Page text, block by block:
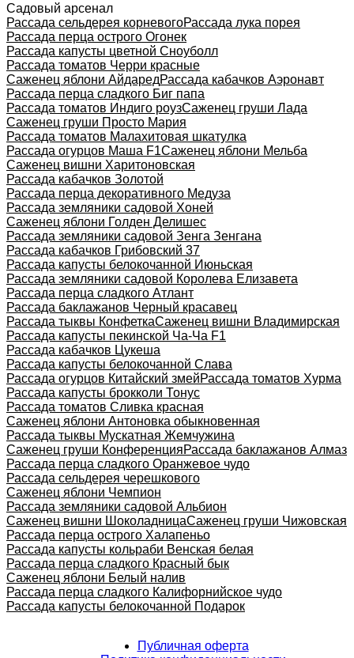
Садовый арсенал
Рассада сельдерея корневогоРассада лука порея
Рассада перца острого Огонек
Рассада капусты цветной Сноуболл
Рассада томатов Черри красные
Саженец яблони АйдаредРассада кабачков Аэронавт
Рассада перца сладкого Биг папа
Рассада томатов Индиго роузСаженец груши Лада
Саженец груши Просто Мария
Рассада томатов Малахитовая шкатулка
Рассада огурцов Маша F1Саженец яблони Мельба
Саженец вишни Харитоновская
Рассада кабачков Золотой
Рассада перца декоративного Медуза
Рассада земляники садовой Хоней
Саженец яблони Голден Делишес
Рассада земляники садовой Зенга Зенгана
Рассада кабачков Грибовский 37
Рассада капусты белокочанной Июньская
Рассада земляники садовой Королева Елизавета
Рассада перца сладкого Атлант
Рассада баклажанов Черный красавец
Рассада тыквы КонфеткаСаженец вишни Владимирская
Рассада капусты пекинской Ча-Ча F1
Рассада кабачков Цукеша
Рассада капусты белокочанной Слава
Рассада огурцов Китайский змейРассада томатов Хурма
Рассада капусты брокколи Тонус
Рассада томатов Сливка красная
Саженец яблони Антоновка обыкновенная
Рассада тыквы Мускатная Жемчужина
Саженец груши КонференцияРассада баклажанов Алмаз
Рассада перца сладкого Оранжевое чудо
Рассада сельдерея черешкового
Саженец яблони Чемпион
Рассада земляники садовой Альбион
Саженец вишни ШоколадницаСаженец груши Чижовская
Рассада перца острого Халапеньо
Рассада капусты кольраби Венская белая
Рассада перца сладкого Красный бык
Саженец яблони Белый налив
Рассада перца сладкого Калифорнийское чудо
Рассада капусты белокочанной Подарок
Публичная оферта